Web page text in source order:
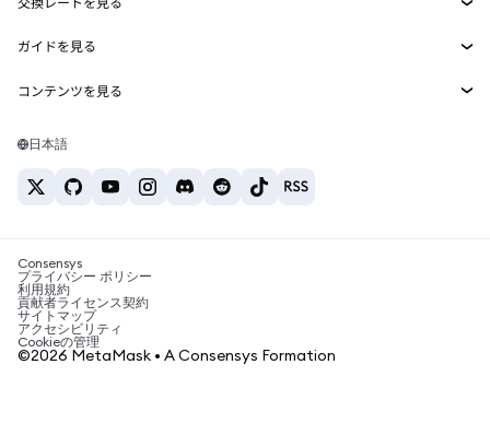
MetaMask Connect
Snaps
Web3サービス
セキュリティ
サポート
キャリア
お問い合わせ
イーサリアムの価格
Solanaの価格
Tetherの価格
ETH→USD
USDT→INR
BTC→INR
ETH→USDT
ガイドを見る
ETHの購入
USDTの購入
SHIBの購入
BNBの購入
コンテンツを見る
Solanaウォレット
税制関連ニュース
暗号資産の購入方法は？
ビットコインを売るには？
日本語
Consensys
プライバシー ポリシー
利用規約
貢献者ライセンス契約
サイトマップ
アクセシビリティ
Cookieの管理
©2026 MetaMask • A Consensys Formation